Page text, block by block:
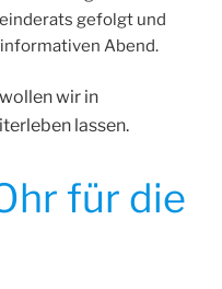
gefolgt und
Abend.
wir in
lassen.
für die